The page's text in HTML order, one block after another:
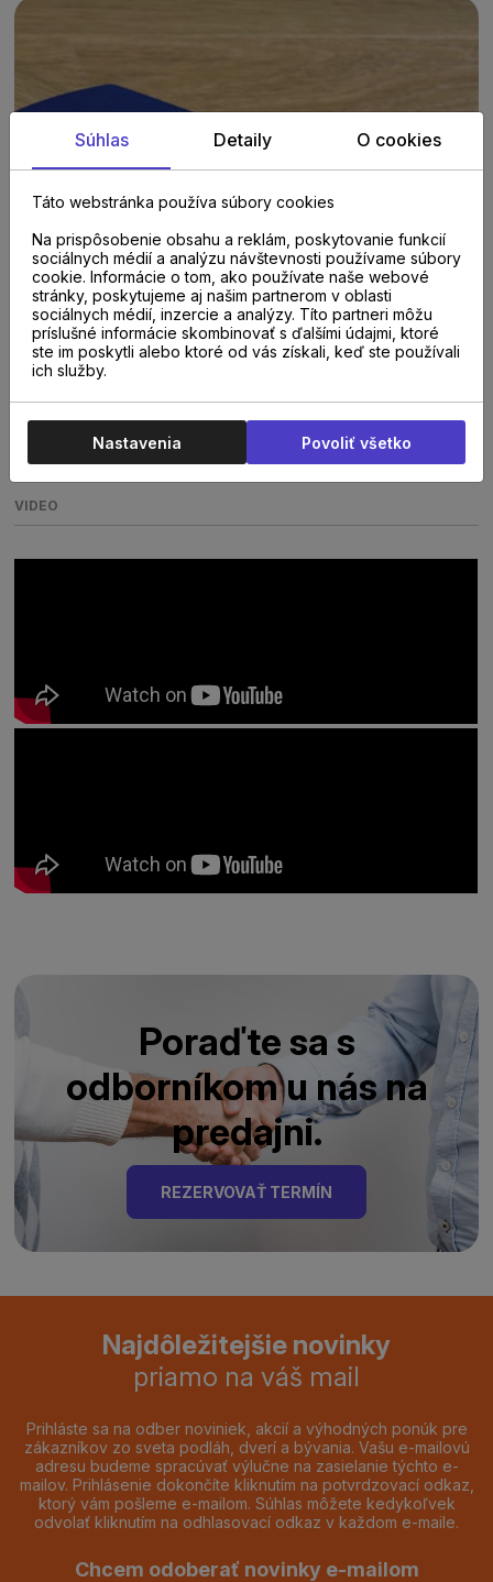
VIDEO
Poraďte sa s
odborníkom u nás na
predajni.
REZERVOVAŤ TERMÍN
Najdôležitejšie novinky
priamo na váš mail
Prihláste sa na odber noviniek, akcií a výhodných ponúk pre
zákazníkov zo sveta podláh, dverí a bývania. Vašu e-mailovú
adresu budeme spracúvať výlučne na zasielanie týchto e-
mailov. Prihlásenie dokončíte kliknutím na potvrdzovací odkaz,
ktorý vám pošleme e-mailom. Súhlas môžete kedykoľvek
odvolať kliknutím na odhlasovací odkaz v každom e-maile.
Chcem odoberať novinky e-mailom
Súhlas Detaily O cookies
Táto webstránka používa súbory cookies
Na prispôsobenie obsahu a reklám, poskytovanie funkcií
sociálnych médií a analýzu návštevnosti používame súbory
cookie. Informácie o tom, ako používate naše webové
stránky, poskytujeme aj našim partnerom v oblasti
sociálnych médií, inzercie a analýzy. Títo partneri môžu
príslušné informácie skombinovať s ďalšími údajmi, ktoré
ste im poskytli alebo ktoré od vás získali, keď ste používali
ich služby.
Nastavenia Povoliť všetko